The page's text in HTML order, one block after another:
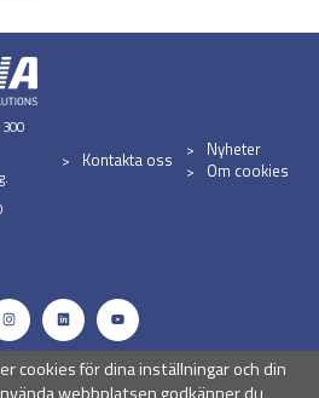
Kontakta oss
Nyheter
Om cookies
cookies för dina inställningar och din